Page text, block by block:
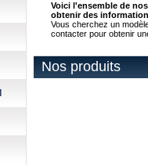
Voici l'ensemble de
obtenir des
Vous cherchez un
contacter pour obtenir
Nos produits